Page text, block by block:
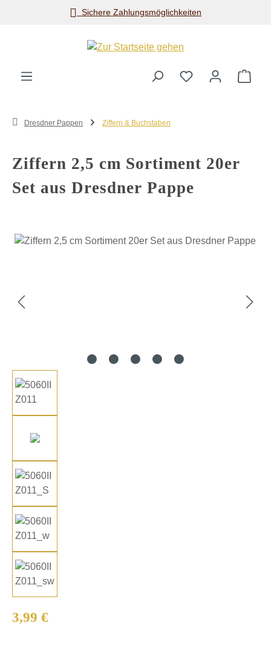
Zum Hauptinhalt springenSichere Zahlungsmöglichkeiten
Dresdner Pappen Ziffern & Buchstaben
Ziffern 2,5 cm Sortiment 20er
Set aus Dresdner Pappe
Bildergalerie überspringen
Regulärer Preis:
3,99 €